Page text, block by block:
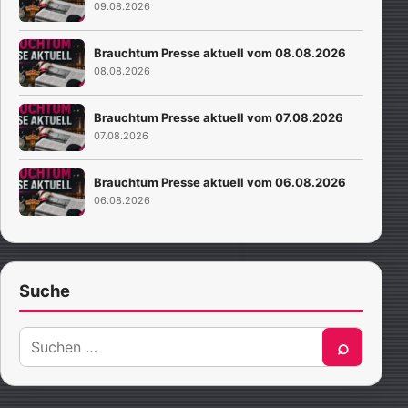
09.08.2026
Brauchtum Presse aktuell vom 08.08.2026
08.08.2026
Brauchtum Presse aktuell vom 07.08.2026
07.08.2026
Brauchtum Presse aktuell vom 06.08.2026
06.08.2026
Suche
Suche
nach:
⌕